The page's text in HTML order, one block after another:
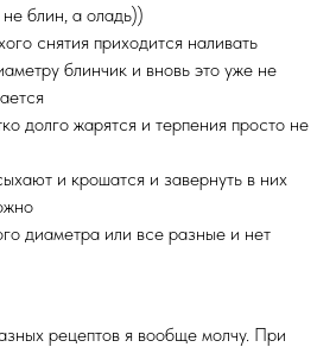
блин, а оладь))
снятия приходится наливать
блинчик и вновь это уже не
долго жарятся и терпения просто не
и крошатся и завернуть в них
диаметра или все разные и нет
рецептов я вообще молчу. При